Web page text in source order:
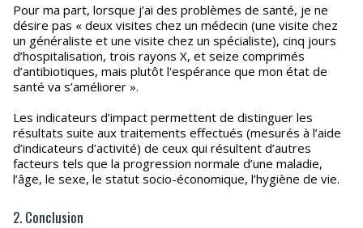
Pour ma part, lorsque j’ai des problèmes de santé, je ne
désire pas « deux visites chez un médecin (une visite chez
un généraliste et une visite chez un spécialiste), cinq jours
d’hospitalisation, trois rayons X, et seize comprimés
d’antibiotiques, mais plutôt l'espérance que mon état de
santé va s’améliorer ».
Les indicateurs d’impact permettent de distinguer les
résultats suite aux traitements effectués (mesurés à l’aide
d’indicateurs d’activité) de ceux qui résultent d’autres
facteurs tels que la progression normale d’une maladie,
l’âge, le sexe, le statut socio-économique, l’hygiène de vie.
2. Conclusion